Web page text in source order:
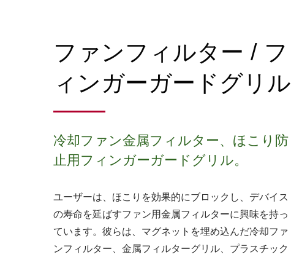
ファンフィルター / フ
ィンガーガードグリル
冷却ファン金属フィルター、ほこり防
止用フィンガーガードグリル。
ユーザーは、ほこりを効果的にブロックし、デバイス
の寿命を延ばすファン用金属フィルターに興味を持っ
ています。彼らは、マグネットを埋め込んだ冷却ファ
ンフィルター、金属フィルターグリル、プラスチック